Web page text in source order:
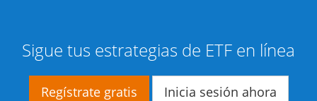
Sigue tus estrategias de ETF en línea
Regístrate gratis Inicia sesión ahora